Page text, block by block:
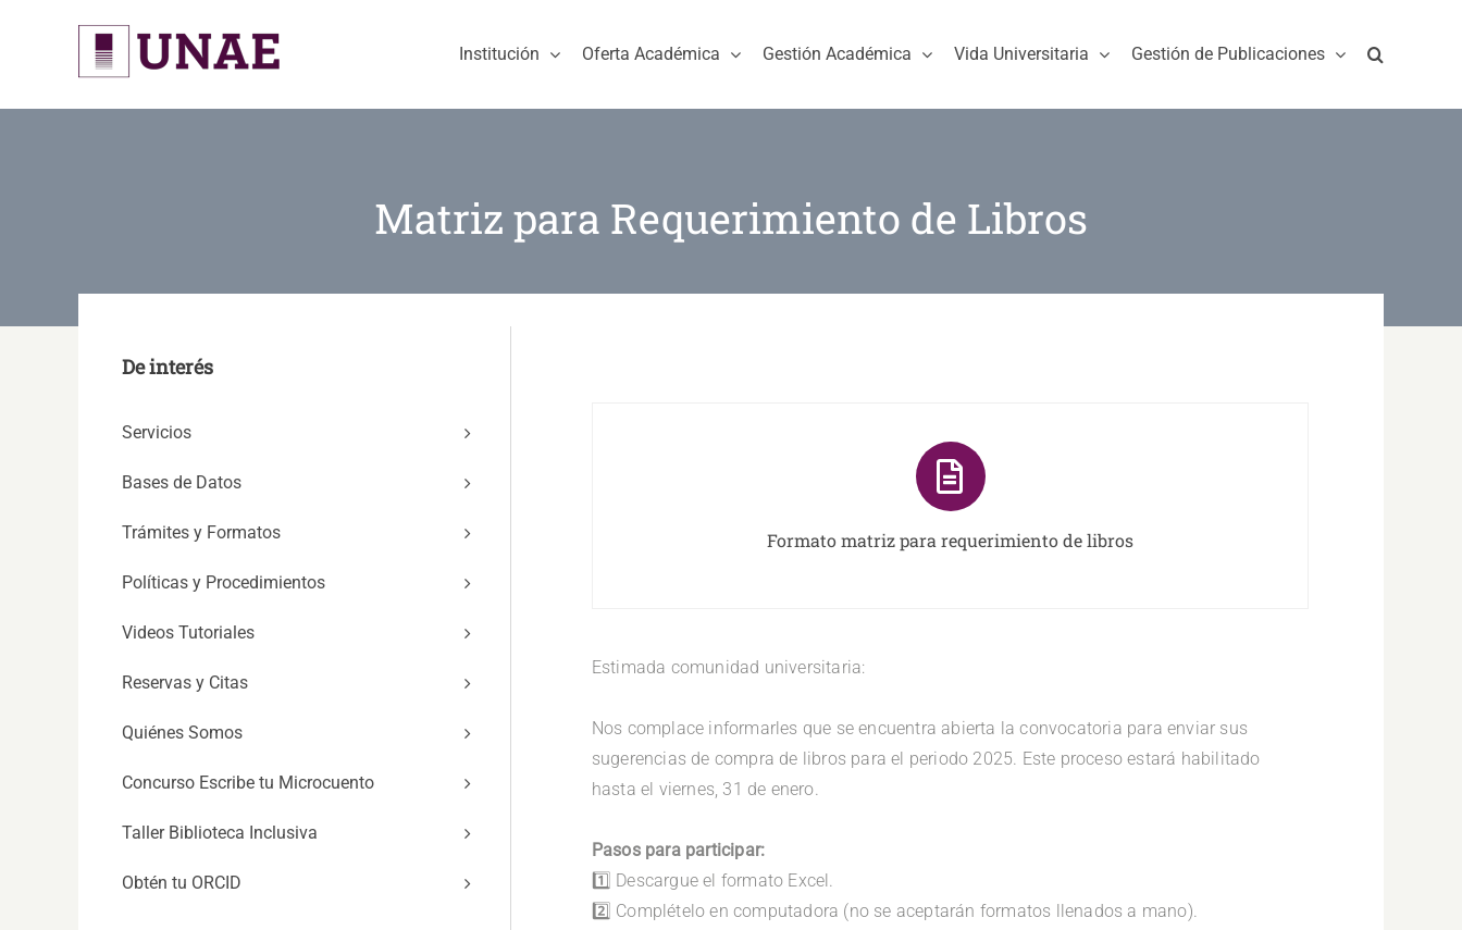
Institución Oferta Académica Gestión Académica Vida Universitaria Gestión de Publicaciones
Matriz para Requerimiento de Libros
De interés
Servicios
Bases de Datos
Trámites y Formatos
Políticas y Procedimientos
Videos Tutoriales
Reservas y Citas
Quiénes Somos
Concurso Escribe tu Microcuento
Taller Biblioteca Inclusiva
Obtén tu ORCID
Formato matriz para requerimiento de libros
Estimada comunidad universitaria:
Nos complace informarles que se encuentra abierta la convocatoria para enviar sus
sugerencias de compra de libros para el periodo 2025. Este proceso estará habilitado
hasta el viernes, 31 de enero.
Pasos para participar:
1️⃣ Descargue el formato Excel.
2️⃣ Complételo en computadora (no se aceptarán formatos llenados a mano).